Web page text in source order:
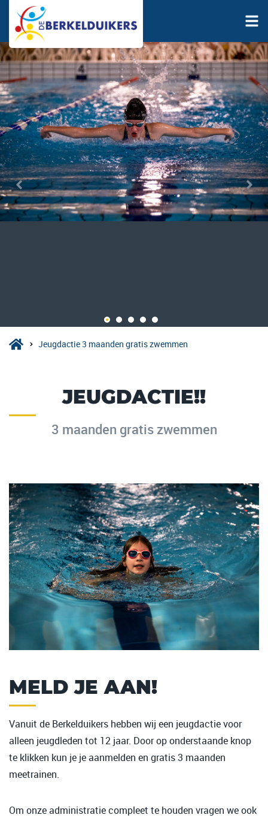
Jeugdactie 3 maanden gratis zwemmen
JEUGDACTIE!!
3 maanden gratis zwemmen
MELD JE AAN!
Vanuit de Berkelduikers hebben wij een jeugdactie voor
alleen jeugdleden tot 12 jaar. Door op onderstaande knop
te klikken kun je je aanmelden en gratis 3 maanden
meetrainen.
Om onze administratie compleet te houden vragen we ook